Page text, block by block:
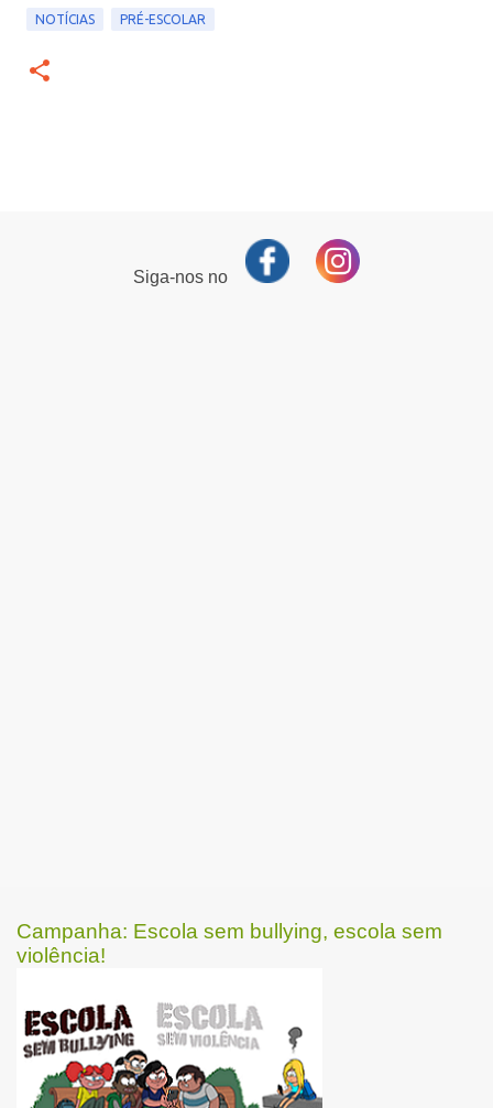
NOTÍCIAS PRÉ-ESCOLAR
Siga-nos no
Campanha: Escola sem bullying, escola sem
violência!